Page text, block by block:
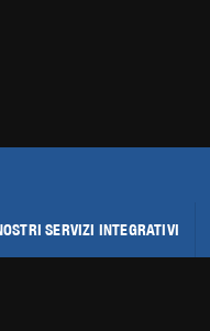
SERVIZI INTEGRATIVI